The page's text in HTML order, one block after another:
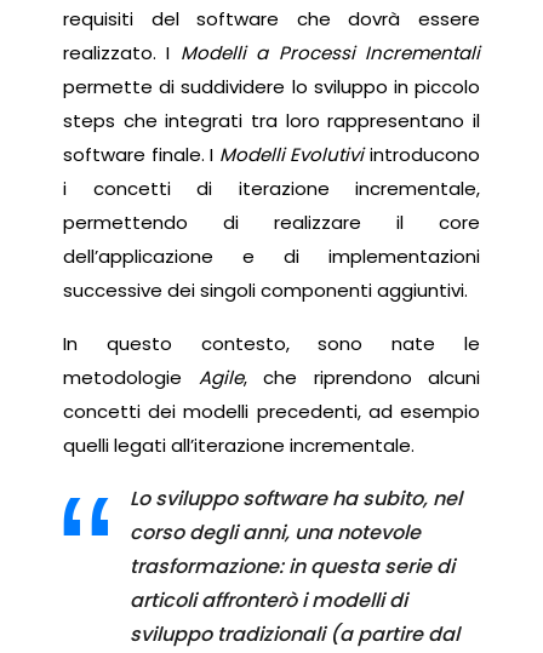
requisiti del software che dovrà essere
realizzato. I Modelli a Processi Incrementali
permette di suddividere lo sviluppo in piccolo
steps che integrati tra loro rappresentano il
software finale. I Modelli Evolutiviintroducono
i concetti di iterazione incrementale,
permettendo di realizzare il core
dell’applicazione e di implementazioni
successive dei singoli componenti aggiuntivi.
In questo contesto, sono nate le
metodologie Agile, che riprendono alcuni
concetti dei modelli precedenti, ad esempio
quelli legati all’iterazione incrementale.
Lo sviluppo software ha subito, nel
corso degli anni, una notevole
trasformazione: in questa serie di
articoli affronterò i modelli di
sviluppo tradizionali (a partire dal